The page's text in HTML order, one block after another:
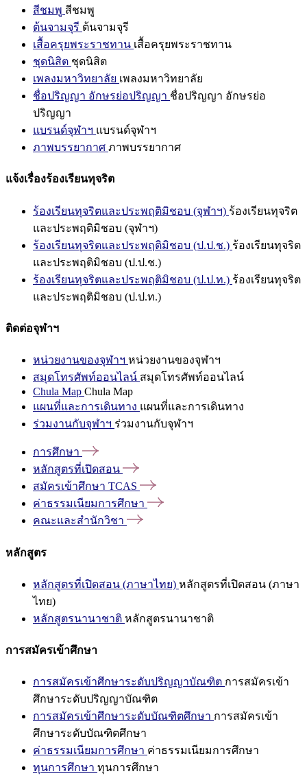
สีชมพู สีชมพู
ต้นจามจุรี ต้นจามจุรี
เสื้อครุยพระราชทาน เสื้อครุยพระราชทาน
ชุดนิสิต ชุดนิสิต
เพลงมหาวิทยาลัย เพลงมหาวิทยาลัย
ชื่อปริญญา อักษรย่อปริญญา ชื่อปริญญา อักษรย่อ
ปริญญา
แบรนด์จุฬาฯ แบรนด์จุฬาฯ
ภาพบรรยากาศ ภาพบรรยากาศ
แจ้งเรื่องร้องเรียนทุจริต
ร้องเรียนทุจริตและประพฤติมิชอบ (จุฬาฯ) ร้องเรียนทุจริต
และประพฤติมิชอบ (จุฬาฯ)
ร้องเรียนทุจริตและประพฤติมิชอบ (ป.ป.ช.) ร้องเรียนทุจริต
และประพฤติมิชอบ (ป.ป.ช.)
ร้องเรียนทุจริตและประพฤติมิชอบ (ป.ป.ท.) ร้องเรียนทุจริต
และประพฤติมิชอบ (ป.ป.ท.)
ติดต่อจุฬาฯ
หน่วยงานของจุฬาฯ หน่วยงานของจุฬาฯ
สมุดโทรศัพท์ออนไลน์ สมุดโทรศัพท์ออนไลน์
Chula Map Chula Map
แผนที่และการเดินทาง แผนที่และการเดินทาง
ร่วมงานกับจุฬาฯ ร่วมงานกับจุฬาฯ
การศึกษา
หลักสูตรที่เปิดสอน
สมัครเข้าศึกษา TCAS
ค่าธรรมเนียมการศึกษา
คณะและสำนักวิชา
หลักสูตร
หลักสูตรที่เปิดสอน (ภาษาไทย) หลักสูตรที่เปิดสอน (ภาษา
ไทย)
หลักสูตรนานาชาติ หลักสูตรนานาชาติ
การสมัครเข้าศึกษา
การสมัครเข้าศึกษาระดับปริญญาบัณฑิต การสมัครเข้า
ศึกษาระดับปริญญาบัณฑิต
การสมัครเข้าศึกษาระดับบัณฑิตศึกษา การสมัครเข้า
ศึกษาระดับบัณฑิตศึกษา
ค่าธรรมเนียมการศึกษา ค่าธรรมเนียมการศึกษา
ทุนการศึกษา ทุนการศึกษา